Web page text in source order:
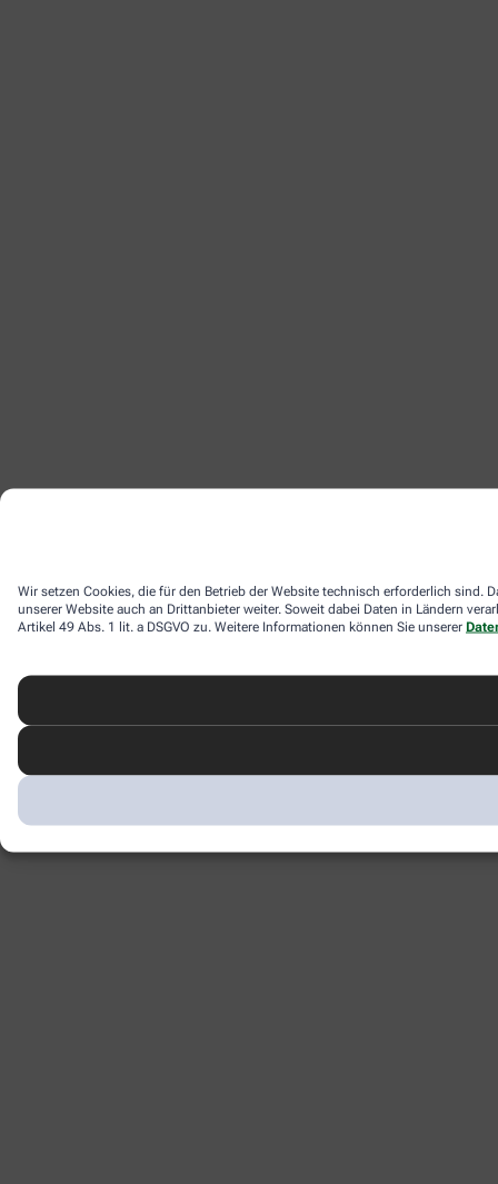
Wir setzen Cookies, die für den Betrieb der Website technisch erforderlich sind.
unserer Website auch an Drittanbieter weiter. Soweit dabei Daten in Ländern
Artikel 49 Abs. 1 lit. a DSGVO zu. Weitere Informationen können Sie unserer